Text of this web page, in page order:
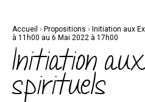
navigation
Accueil › Propositions › Initiation aux
à 11h00 au 6 Mai 2022 à 17h00
Initiation
spirituels